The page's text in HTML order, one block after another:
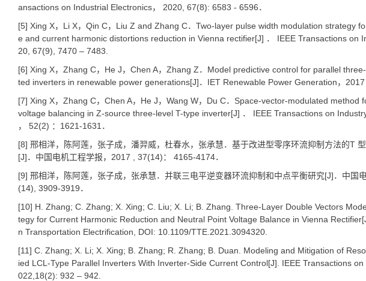
ansactions on Industrial Electronics， 2020, 67(8): 6583 - 6596．
[5] Xing X，Li X，Qin C，Liu Z and Zhang C．Two-layer pulse width modulation strategy
e and current harmonic distortions reduction in Vienna rectifier[J] ． IEEE Transactions on
20, 67(9), 7470 – 7483.
[6] Xing X，Zhang C，He J，Chen A，Zhang Z．Model predictive control for parallel
ted inverters in renewable power generations[J]．IET Renewable Power Generation，2017
[7] Xing X，Zhang C，Chen A，He J，Wang W，Du C．Space-vector-modulated method
voltage balancing in Z-source three-level T-type inverter[J] ． IEEE Transactions on
， 52(2) ：1621-1631．
[8] 邢相洋，陈阿莲，张子成，潘羿威，杜春水，张承慧．基于改进型零序环流抑制方法的T
[J]．中国电机工程学报，2017 , 37(14)： 4165-4174．
[9] 邢相洋，陈阿莲，张子成，张承慧．并联三电平逆变器环流抑制和中点平衡研究[J]．中国
(14), 3909-3919．
[10] H. Zhang; C. Zhang; X. Xing; C. Liu; X. Li; B. Zhang. Three-Layer Double Vectors
tegy for Current Harmonic Reduction and Neutral Point Voltage Balance in Vienna
n Transportation Electrification, DOI: 10.1109/TTE.2021.3094320.
[11] C. Zhang; X. Li; X. Xing; B. Zhang; R. Zhang; B. Duan. Modeling and Mitigation of
ied LCL-Type Parallel Inverters With Inverter-Side Current Control[J]. IEEE Transactions
022,18(2): 932 – 942.